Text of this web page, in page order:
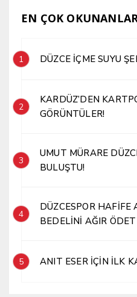
EN ÇOK
1 DÜZCE İÇME SUYU
2
KARDÜZ’DEN
GÖRÜNTÜLER!
3
UMUT MÜRARE
BULUŞTU!
4
DÜZCESPOR HAFİFE
BEDELİNİ AĞIR
5 ANIT ESER İÇİN İLK